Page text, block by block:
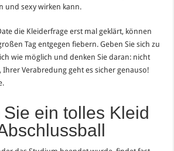
und sexy wirken kann.
die Kleiderfrage erst mal geklärt, können
Tag entgegen fiebern. Geben Sie sich zu
wie möglich und denken Sie daran: nicht
Ihrer Verabredung geht es sicher genauso!
ein tolles Kleid